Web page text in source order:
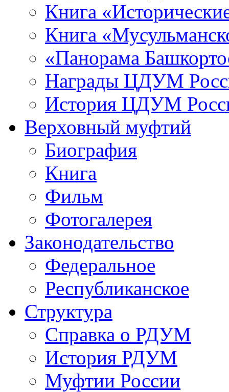
Книга
Книга
«Панорама
Награды ЦДУМ
История ЦДУМ
Верховный муфтий
Биография
Книга
Фильм
Фотогалерея
Законодательство
Федеральное
Республиканское
Структура
Справка о РДУМ
История РДУМ
Муфтии России